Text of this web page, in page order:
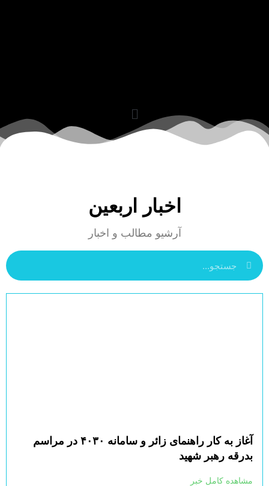
اخبار اربعین
آرشیو مطالب و اخبار
آغاز به کار راهنمای زائر و سامانه ۴۰۳۰ در مراسم
بدرقه رهبر شهید
مشاهده کامل خبر